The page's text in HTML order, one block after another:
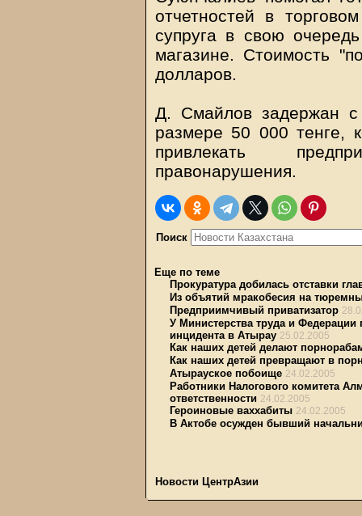
отчетностей в
супруга в свою
магазине. Стоимость
долларов.
Д. Смайлов задержан с
размере 50 000 тенге,
привлекать
правонарушения.
Поиск
Еще по теме
Прокуратура добилась отставки
Из объятий мракобесия на
Предприимчивый приватизатор
У Министерства труда и
инцидента в Атырау 25.02.2005
Как наших детей делают
Как наших детей превращают в
Атырауское побоище 24.02.2005
Работники Налогового комитета
ответственности 24.02.2005
Героиновые ваххабиты 24.02.2005
В Актобе осужден бывший
Новости ЦентрАзии